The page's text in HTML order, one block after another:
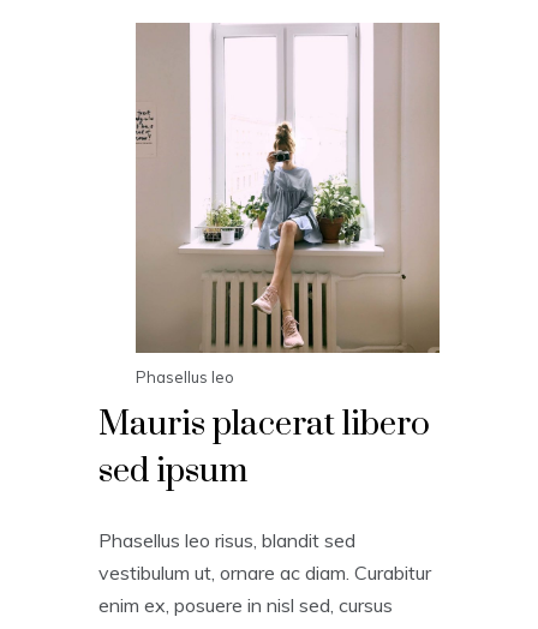
Phasellus leo
Mauris placerat libero
sed ipsum
Phasellus leo risus, blandit sed
vestibulum ut, ornare ac diam. Curabitur
enim ex, posuere in nisl sed, cursus